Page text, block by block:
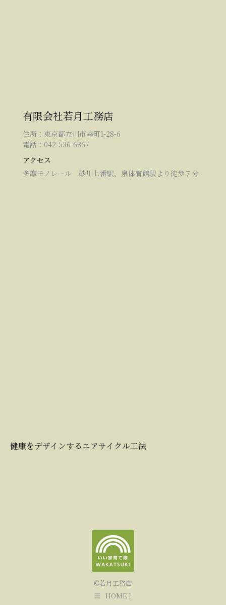
有限会社若月工務店
住所：東京都立川市幸町1-28-6
電話：042-536-6867
アクセス
多摩モノレール 砂川七番駅、泉体育館駅より徒歩７分
健康をデザインするエアサイクル工法
©若月工務店
HOME１